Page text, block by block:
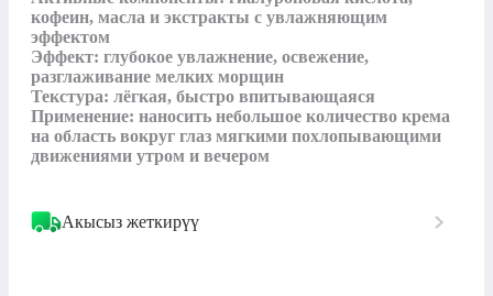
кофеин, масла и экстракты с увлажняющим
эффектом
Эффект: глубокое увлажнение, освежение,
разглаживание мелких морщин
Текстура: лёгкая, быстро впитывающаяся
Применение: наносить небольшое количество крема
на область вокруг глаз мягкими похлопывающими
движениями утром и вечером
Акысыз жеткирүү